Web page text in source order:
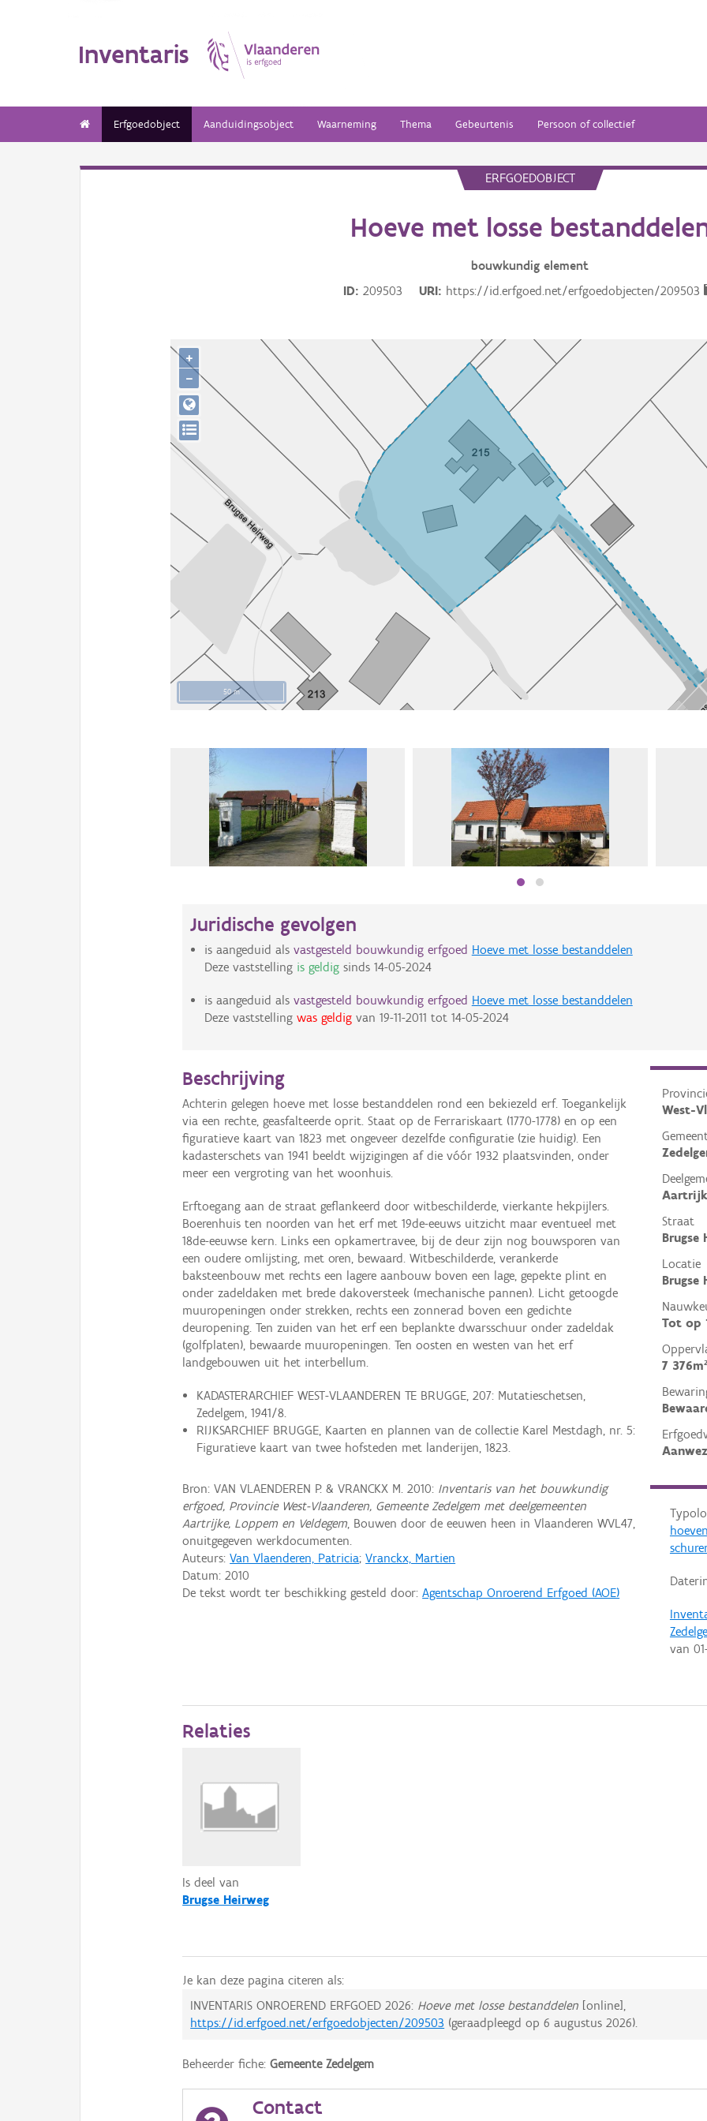
Inventaris
Erfgoedobject Aanduidingsobject Waarneming Thema Gebeurtenis Persoon of collectief
ERFGOEDOBJECT
Hoeve met losse
bouwkundig element
ID
209503 URI https://id.erfgoed.net/erfgoedobjecten/209503
50 m
+
−
Juridische gevolgen
is aangeduid als vastgesteld bouwkundig erfgoed Hoeve met losse bestanddelen
Deze vaststelling is geldigsinds 14-05-2024
is aangeduid als vastgesteld bouwkundig erfgoed Hoeve met losse bestanddelen
Deze vaststelling was geldigvan 19-11-2011 tot 14-05-2024
West-
Straat
Brugse
Locatie
Brugse
Tot op
7 376m²
van
Beschrijving
Achterin gelegen hoeve met losse bestanddelen rond een bekiezeld erf. Toegankelijk
via een rechte, geasfalteerde oprit. Staat op de Ferrariskaart (1770-1778) en op een
figuratieve kaart van 1823 met ongeveer dezelfde configuratie (zie huidig). Een
kadasterschets van 1941 beeldt wijzigingen af die vóór 1932 plaatsvinden, onder
meer een vergroting van het woonhuis.
Erftoegang aan de straat geflankeerd door witbeschilderde, vierkante hekpijlers.
Boerenhuis ten noorden van het erf met 19de-eeuws uitzicht maar eventueel met
18de-eeuwse kern. Links een opkamertravee, bij de deur zijn nog bouwsporen van
een oudere omlijsting, met oren, bewaard. Witbeschilderde, verankerde
baksteenbouw met rechts een lagere aanbouw boven een lage, gepekte plint en
onder zadeldaken met brede dakoversteek (mechanische pannen). Licht getoogde
muuropeningen onder strekken, rechts een zonnerad boven een gedichte
deuropening. Ten zuiden van het erf een beplankte dwarsschuur onder zadeldak
(golfplaten), bewaarde muuropeningen. Ten oosten en westen van het erf
landgebouwen uit het interbellum.
KADASTERARCHIEF WEST-VLAANDEREN TE BRUGGE, 207: Mutatieschetsen,
Zedelgem, 1941/8.
RIJKSARCHIEF BRUGGE, Kaarten en plannen van de collectie Karel Mestdagh, nr. 5:
Figuratieve kaart van twee hofsteden met landerijen, 1823.
Bron: VAN VLAENDEREN P. & VRANCKX M. 2010: Inventaris van het bouwkundig
erfgoed, Provincie West-Vlaanderen, Gemeente Zedelgem met deelgemeenten
Aartrijke, Loppem en Veldegem, Bouwen door de eeuwen heen in Vlaanderen WVL47,
onuitgegeven werkdocumenten.
Auteurs:Van Vlaenderen, Patricia;Vranckx, Martien
Datum:2010
De tekst wordt ter beschikking gesteld door:Agentschap Onroerend Erfgoed (AOE)
Relaties
Is deel van
Brugse Heirweg
Je kan deze pagina citeren als:
INVENTARIS ONROEREND ERFGOED 2026: Hoeve met losse bestanddelen [online],
https://id.erfgoed.net/erfgoedobjecten/209503 (geraadpleegd op6 augustus 2026).
Beheerder fiche:Gemeente Zedelgem
Contact